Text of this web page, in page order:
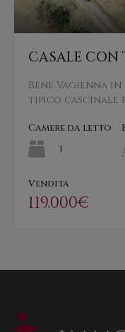
CASALE CON
Bene Vagienna
tipico cascinale
Camere da letto
3
Vendita
119.000€